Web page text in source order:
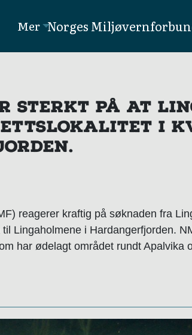
Mer Norges
STERKT PÅ AT
I
reagerer kraftig på søknaden fra
Lingaholmene i Hardangerfjorden.
har ødelagt området rundt Apalvika